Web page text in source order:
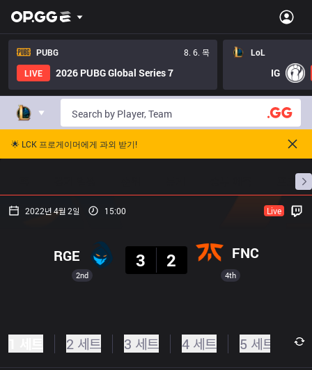
PUBG
8. 6. 목
LIVE
2026 PUBG Global Series 7
LoL
IG
🌟 LCK 프로게이머에게 과외 받기!
프로빌
2022년 4월 2일 15:00 Live
2nd
RGE
3
2 FNC
4th
2 세트 3 세트 4 세트 5 세트